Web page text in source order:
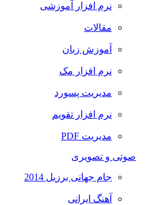
نرم افزار آموزشی
مقالات
آموزش زبان
نرم افزار مک
مدیریت پسورد
نرم افزار تقویم
مدیریت PDF
صوتی و تصویری
جام جهانی برزیل 2014
آهنگ ایرانی